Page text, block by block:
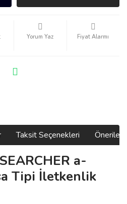
Yorum Yaz Fiyat Alarmı
Taksit Seçenekleri
a-
Tipi İletkenlik